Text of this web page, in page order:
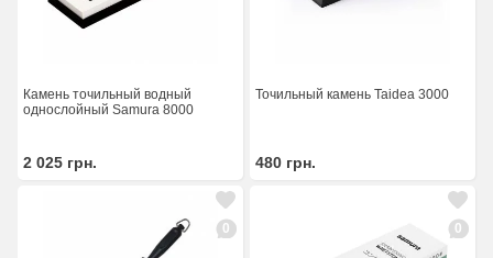
Камень точильный водный
однослойный Samura 8000
2 025 грн.
Точильный камень Taidea 3000
480 грн.
0 0